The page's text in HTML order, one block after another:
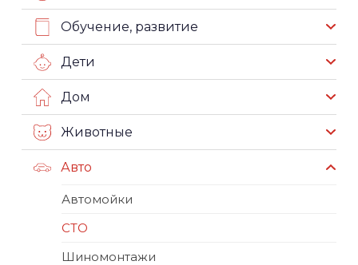
Обучение, развитие
Дети
Дом
Животные
Авто
Автомойки
СТО
Шиномонтажи